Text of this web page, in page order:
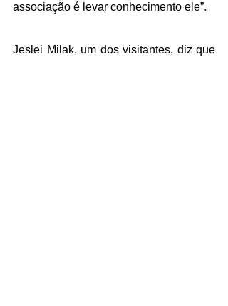
associação é levar conhecimento ele”.
Jeslei Milak, um dos visitantes, diz que